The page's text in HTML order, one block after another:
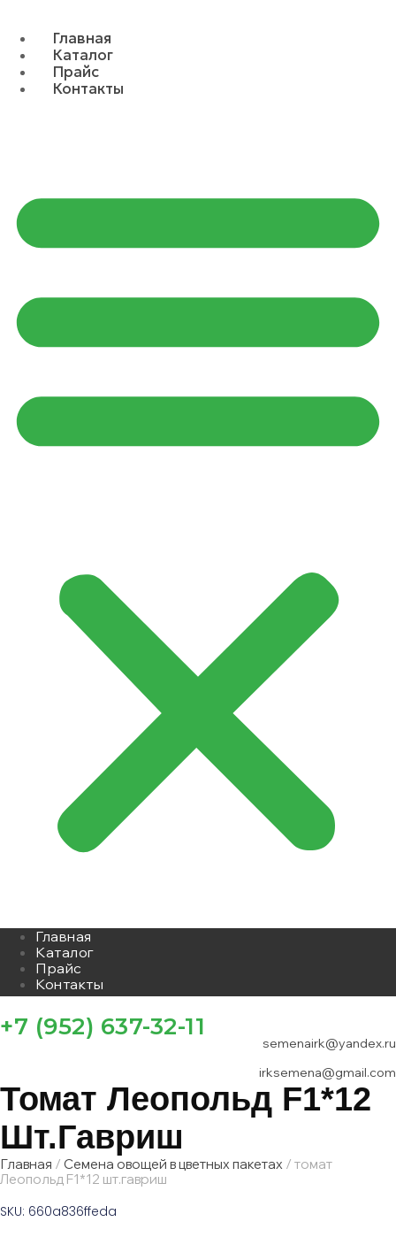
Главная
Каталог
Прайс
Контакты
Главная
Каталог
Прайс
Контакты
+7 (952) 637-32-11
semenairk@yandex.ru
irksemena@gmail.com
Томат Леопольд F1*12
Шт.гавриш
Главная / Семена овощей в цветных пакетах / томат
Леопольд F1*12 шт.гавриш
SKU: 660a836ffeda